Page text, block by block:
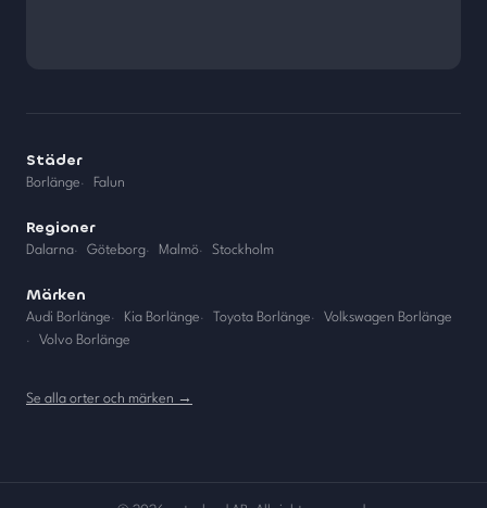
Städer
Borlänge· Falun
Regioner
Dalarna· Göteborg· Malmö· Stockholm
Märken
Audi Borlänge· Kia Borlänge· Toyota Borlänge·
Volkswagen Borlänge
·
Volvo Borlänge
Se alla orter och märken →